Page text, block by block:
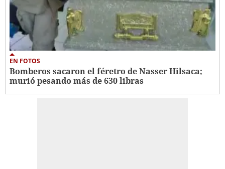
EN FOTOS
Bomberos sacaron el féretro de Nasser Hilsaca;
murió pesando más de 630 libras